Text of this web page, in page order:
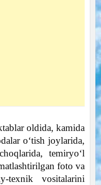
oldida, kamida
o‘tish joylarida,
temiryo‘l
foto va
texnik vositalarini